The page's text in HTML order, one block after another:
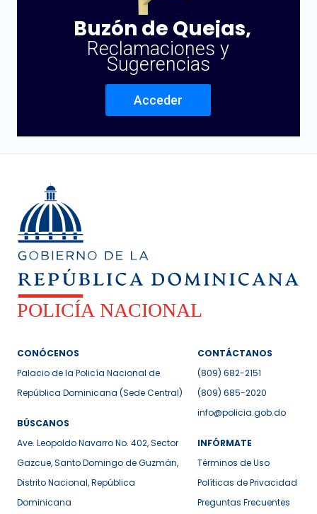
Buzón de Quejas,
Reclamaciones y
Sugerencias
Acceder
CONÓCENOS
Palacio de la Policía Nacional de
República Dominicana (Sede Central)
BÚSCANOS
Ave. Leopoldo Navarro No. 402, Sector
Gazcue, Santo Domingo de Guzmán,
Distrito Nacional, República
Dominicana
CONTÁCTANOS
(809) 682-2151
(809) 685-2020
info@policia.gob.do
INFÓRMATE
Términos de Uso
Políticas de Privacidad
Preguntas Frecuentes